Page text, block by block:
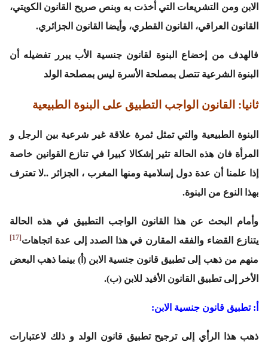
الابن ومن التشريعات التي أخذت به وبنص صريح القانون الكويتي،
القانون العراقي، القانون القطري، وأيضا القانون الجزائري.
فالهدف من إخضاع البنوة لقانون جنسية الأب يبرر تفضيله أن
البنوة الشرعية تتصل بمصلحة الأسرة ليس بمصلحة الولد
ثانيا: القانون الواجب التطبيق على البنوة الطبيعية
البنوة الطبيعية والتي تمثل ثمرة علاقة غير شرعية بين الرجل و
المرأة فان هذه الحالة تثير إشكالا كبيرا في تنازع القوانين خاصة
إذا علمنا أن عدة دول إسلامية ومنها المغرب ، الجزائر ..لا تعترف
بهذا النوع من البنوة.
وأمام البحث عن هذا القانون الواجب التطبيق في هذه الحالة
يتنازع القضاء والفقه المقارن في هذا الصدد إلى عدة اتجاهات[17]
منهم من ذهب إلى تطبيق قانون جنسية الابن (أ) بينما ذهب البعض
الأخر إلى تطبيق القانون الأفيد للابن (ب).
أ: تطبيق قانون جنسية الابن:
ذهب هذا الرأي إلى ترجيح تطبيق قانون الولد و ذلك لاعتبارات